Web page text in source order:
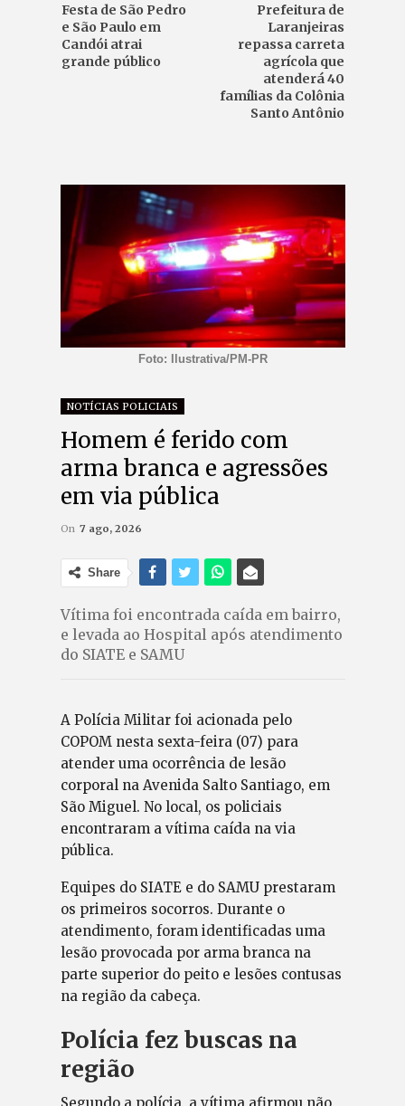
Festa de São Pedro
e São Paulo em
Candói atrai
grande público
Prefeitura de
Laranjeiras
repassa carreta
agrícola que
atenderá 40
famílias da Colônia
Santo Antônio
Foto: Ilustrativa/PM-PR
NOTÍCIAS POLICIAIS
Homem é ferido com
arma branca e agressões
em via pública
On 7 ago, 2026
Share
Vítima foi encontrada caída em bairro,
e levada ao Hospital após atendimento
do SIATE e SAMU
A Polícia Militar foi acionada pelo
COPOM nesta sexta-feira (07) para
atender uma ocorrência de lesão
corporal na Avenida Salto Santiago, em
São Miguel. No local, os policiais
encontraram a vítima caída na via
pública.
Equipes do SIATE e do SAMU prestaram
os primeiros socorros. Durante o
atendimento, foram identificadas uma
lesão provocada por arma branca na
parte superior do peito e lesões contusas
na região da cabeça.
Polícia fez buscas na
região